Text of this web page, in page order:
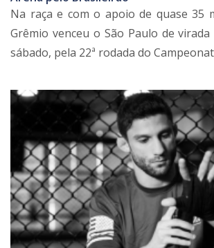
Na raça e com o apoio de quase 35
Grêmio venceu o São Paulo de
sábado, pela 22ª rodada do